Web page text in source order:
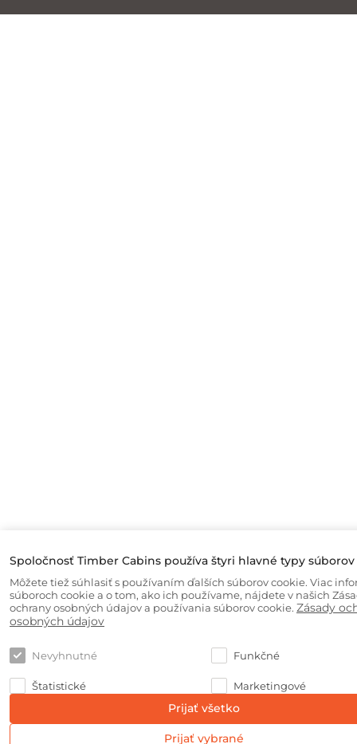
Spoločnosť Timber Cabins používa štyri hlavné typy
Môžete tiež súhlasiť s používaním ďalších súborov cookie. Viac
súboroch cookie a o tom, ako ich používame, nájdete v našich
ochrany osobných údajov a používania súborov cookie. Zásady
osobných údajov
Nevyhnutné Funkčné
Štatistické Marketingové
Prijať vybrané
Prijať všetko